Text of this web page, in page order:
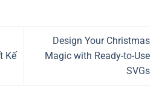
Kế
Design Your Christmas
Magic with Ready-to-Use
SVGs